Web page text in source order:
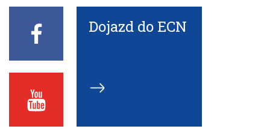
Facebook
ECN
Youtube
ECN
Dojazd do ECN